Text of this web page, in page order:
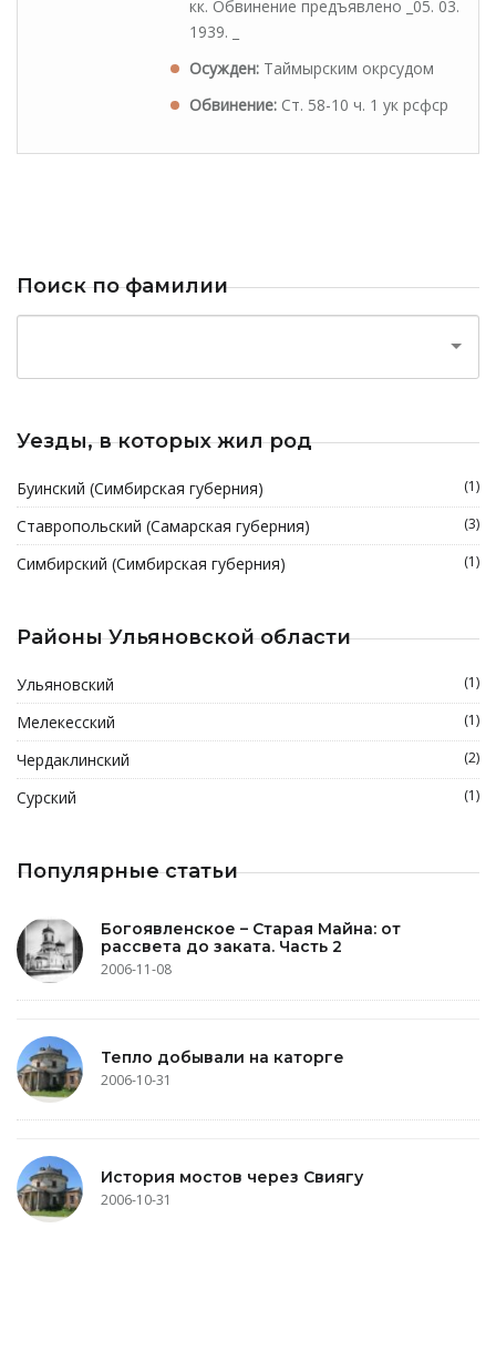
кк. Обвинение предъявлено _05. 03.
1939. _
Осужден: Таймырским окрсудом
Обвинение: Ст. 58-10 ч. 1 ук рсфср
Поиск по фамилии
Уезды, в которых жил род
Буинский (Симбирская губерния) (1)
Ставропольский (Самарская губерния) (3)
Симбирский (Симбирская губерния) (1)
Районы Ульяновской области
Ульяновский (1)
Мелекесский (1)
Чердаклинский (2)
Сурский (1)
Популярные статьи
Богоявленское – Старая Майна: от
рассвета до заката. Часть 2
2006-11-08
Тепло добывали на каторге
2006-10-31
История мостов через Свиягу
2006-10-31